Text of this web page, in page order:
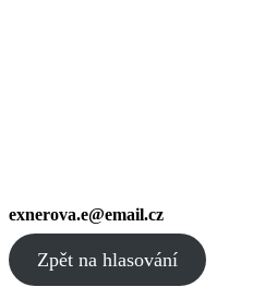
exnerova.e@email.cz
Zpět na hlasování